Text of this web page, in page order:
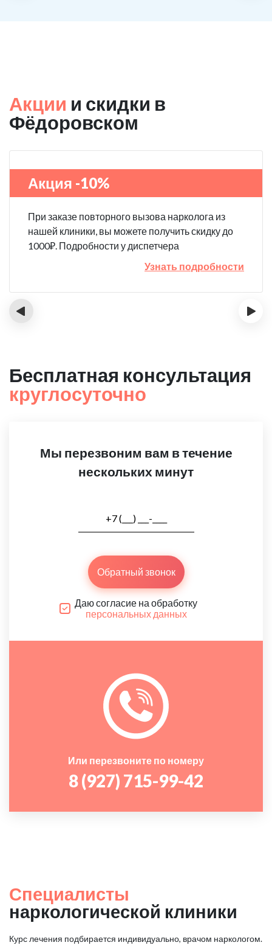
Акции и скидки в
Фёдоровском
Акция -10%
При заказе повторного вызова нарколога из
нашей клиники, вы можете получить скидку до
1000₽. Подробности у диспетчера
Узнать подробности
‹ ›
Бесплатная консультация
круглосуточно
Мы перезвоним вам в течение
нескольких минут
Обратный звонок
Даю согласие на обработку
персональных данных
Или перезвоните по номеру
8 (927) 715-99-42
Специалисты
наркологической клиники
Курс лечения подбирается индивидуально, врачом наркологом.